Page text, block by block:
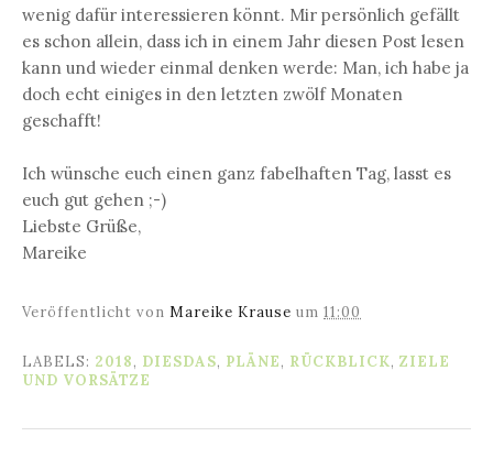
wenig dafür interessieren könnt. Mir persönlich gefällt
es schon allein, dass ich in einem Jahr diesen Post lesen
kann und wieder einmal denken werde: Man, ich habe ja
doch echt einiges in den letzten zwölf Monaten
geschafft!
Ich wünsche euch einen ganz fabelhaften Tag, lasst es
euch gut gehen ;-)
Liebste Grüße,
Mareike
Veröffentlicht von Mareike Krause um 11:00
LABELS: 2018, DIESDAS, PLÄNE, RÜCKBLICK, ZIELE
UND VORSÄTZE